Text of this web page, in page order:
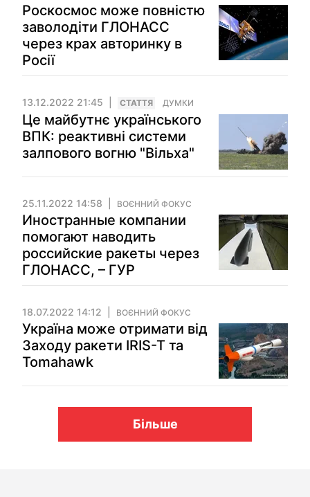
Роскосмос може повністю
заволодіти ГЛОНАСС
через крах авторинку в
Росії
13.12.2022 21:45 СТАТТЯ ДУМКИ
Це майбутнє українського
ВПК: реактивні системи
залпового вогню "Вільха"
25.11.2022 14:58 ВОЄННИЙ ФОКУС
Иностранные компании
помогают наводить
российские ракеты через
ГЛОНАСС, – ГУР
18.07.2022 14:12 ВОЄННИЙ ФОКУС
Україна може отримати від
Заходу ракети IRIS-T та
Tomahawk
Більше